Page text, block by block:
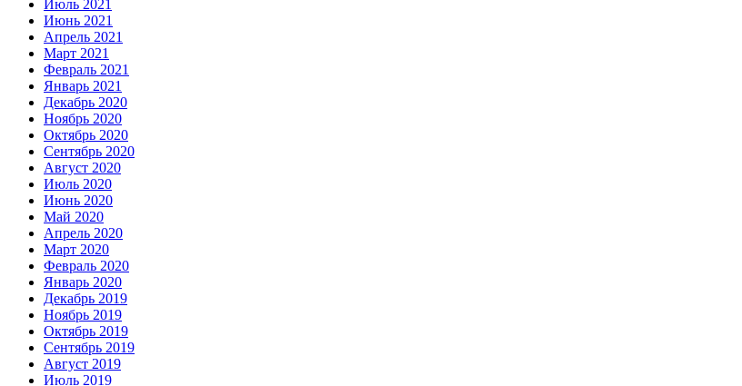
Июль 2021
Июнь 2021
Апрель 2021
Март 2021
Февраль 2021
Январь 2021
Декабрь 2020
Ноябрь 2020
Октябрь 2020
Сентябрь 2020
Август 2020
Июль 2020
Июнь 2020
Май 2020
Апрель 2020
Март 2020
Февраль 2020
Январь 2020
Декабрь 2019
Ноябрь 2019
Октябрь 2019
Сентябрь 2019
Август 2019
Июль 2019